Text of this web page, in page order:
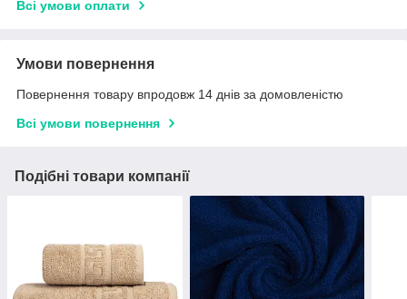
Всі умови оплати
Умови повернення
Повернення товару впродовж 14 днів за домовленістю
Всі умови повернення
Подібні товари компанії